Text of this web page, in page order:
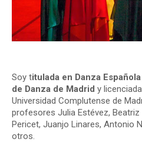
Soy titulada en Danza
de Danza de Madrid y
Universidad Complutense de
profesores Julia Estévez,
Pericet, Juanjo Linares, Antonio
otros.